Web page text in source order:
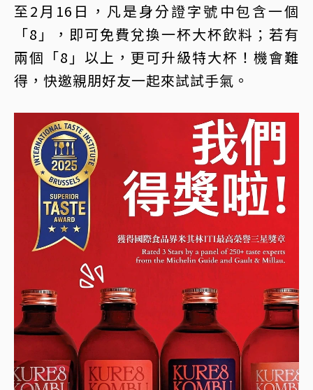
至2月16日，凡是身分證字號中包含一個
「8」，即可免費兌換一杯大杯飲料；若有
兩個「8」以上，更可升級特大杯！機會難
得，快邀親朋好友一起來試試手氣。